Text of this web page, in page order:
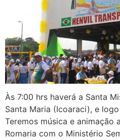
Às 7:00 hrs haverá a Santa
Santa Maria (Icoaraci), e
Teremos música e animação
Romaria com o Ministério